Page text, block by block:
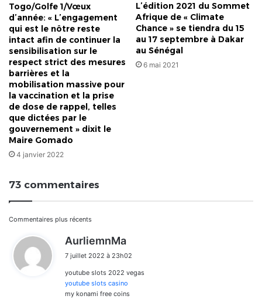
Togo/Golfe 1/Vœux
d’année: « L’engagement
qui est le nôtre reste
intact afin de continuer la
sensibilisation sur le
respect strict des mesures
barrières et la
mobilisation massive pour
la vaccination et la prise
de dose de rappel, telles
que dictées par le
gouvernement » dixit le
Maire Gomado
4 janvier 2022
L’édition 2021 du Sommet
Afrique de « Climate
Chance » se tiendra du 15
au 17 septembre à Dakar
au Sénégal
6 mai 2021
73 commentaires
Navigation
dans
les
commentaires
Commentaires plus récents
AurliemnMa
t
:
7 juillet 2022 à 23h02
youtube slots 2022 vegas
youtube slots casino
my konami free coins